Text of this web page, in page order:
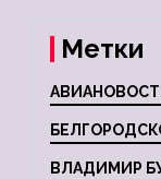
Метки
ВЛАДИМИР